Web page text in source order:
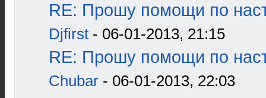
RE: Прошу помощи по
Djfirst - 06-01-2013, 21:15
RE: Прошу помощи по
Chubar - 06-01-2013, 22:03